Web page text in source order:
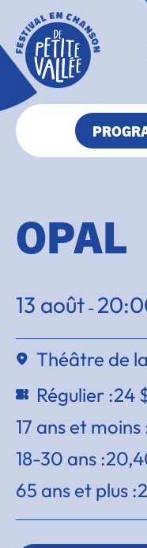
OPAL
13 août -
Théâtre de
Régulier :24
17 ans et moins
18-30 ans :
65 ans et plus :